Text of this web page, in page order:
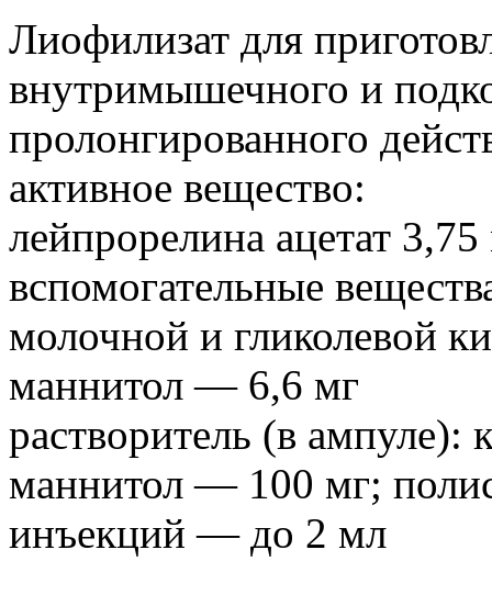
Лиофилизат для
внутримышечного и
пролонгированного
активное вещество:
лейпрорелина ацетат 3,75
вспомогательные
молочной и гликолевой
маннитол — 6,6 мг
растворитель (в
маннитол — 100 мг;
инъекций — до 2 мл